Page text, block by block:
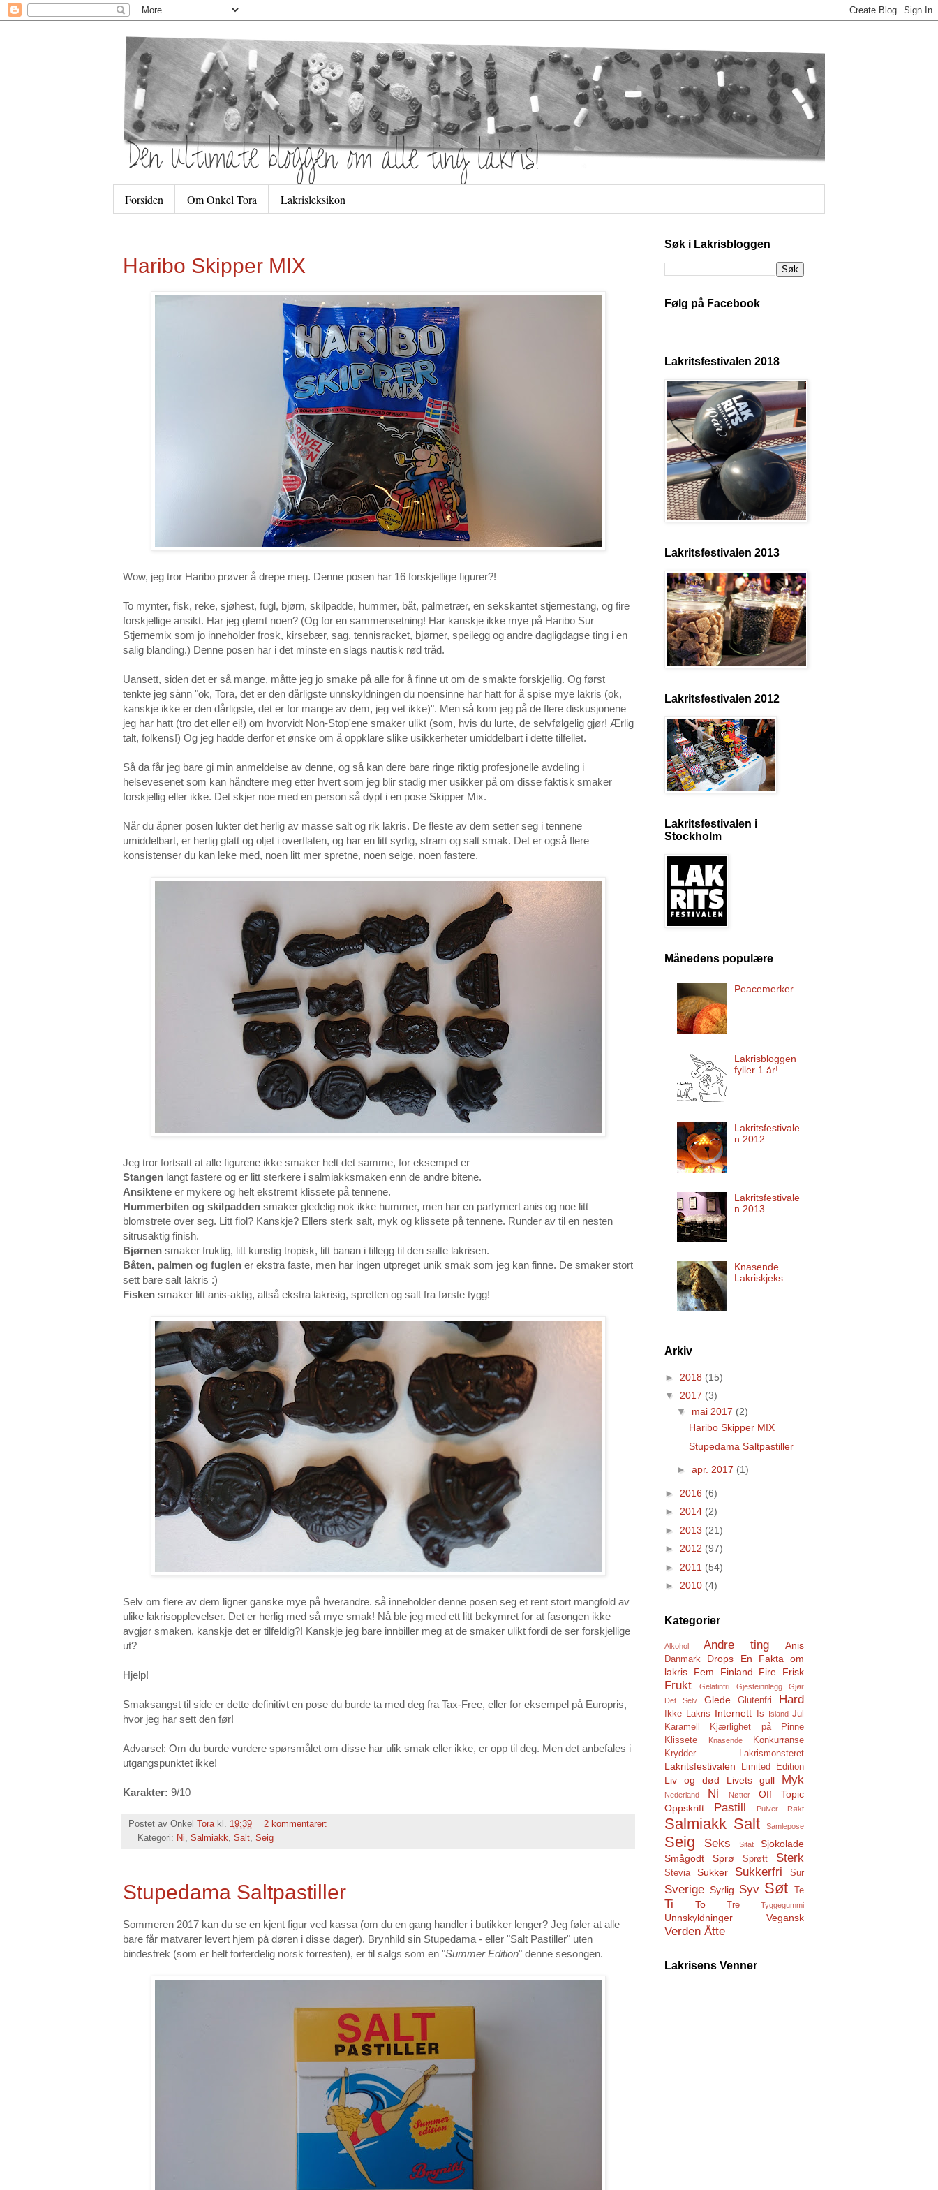
Forsiden Om Onkel Tora Lakrisleksikon
Haribo Skipper MIX
Wow, jeg tror Haribo prøver å drepe meg. Denne posen har 16 forskjellige figurer?!
To mynter, fisk, reke, sjøhest, fugl, bjørn, skilpadde, hummer, båt, palmetrær, en sekskantet stjernestang, og fire
forskjellige ansikt. Har jeg glemt noen? (Og for en sammensetning! Har kanskje ikke mye på Haribo Sur
Stjernemix som jo inneholder frosk, kirsebær, sag, tennisracket, bjørner, speilegg og andre dagligdagse ting i en
salig blanding.) Denne posen har i det minste en slags nautisk rød tråd.
Uansett, siden det er så mange, måtte jeg jo smake på alle for å finne ut om de smakte forskjellig. Og først
tenkte jeg sånn "ok, Tora, det er den dårligste unnskyldningen du noensinne har hatt for å spise mye lakris (ok,
kanskje ikke er den dårligste, det er for mange av dem, jeg vet ikke)". Men så kom jeg på de flere diskusjonene
jeg har hatt (tro det eller ei!) om hvorvidt Non-Stop'ene smaker ulikt (som, hvis du lurte, de selvfølgelig gjør! Ærlig
talt, folkens!) Og jeg hadde derfor et ønske om å oppklare slike usikkerheter umiddelbart i dette tilfellet.
Så da får jeg bare gi min anmeldelse av denne, og så kan dere bare ringe riktig profesjonelle avdeling i
helsevesenet som kan håndtere meg etter hvert som jeg blir stadig mer usikker på om disse faktisk smaker
forskjellig eller ikke. Det skjer noe med en person så dypt i en pose Skipper Mix.
Når du åpner posen lukter det herlig av masse salt og rik lakris. De fleste av dem setter seg i tennene
umiddelbart, er herlig glatt og oljet i overflaten, og har en litt syrlig, stram og salt smak. Det er også flere
konsistenser du kan leke med, noen litt mer spretne, noen seige, noen fastere.
Jeg tror fortsatt at alle figurene ikke smaker helt det samme, for eksempel er
Stangen langt fastere og er litt sterkere i salmiakksmaken enn de andre bitene.
Ansiktene er mykere og helt ekstremt klissete på tennene.
Hummerbiten og skilpadden smaker gledelig nok ikke hummer, men har en parfymert anis og noe litt
blomstrete over seg. Litt fiol? Kanskje? Ellers sterk salt, myk og klissete på tennene. Runder av til en nesten
sitrusaktig finish.
Bjørnen smaker fruktig, litt kunstig tropisk, litt banan i tillegg til den salte lakrisen.
Båten, palmen og fuglen er ekstra faste, men har ingen utpreget unik smak som jeg kan finne. De smaker stort
sett bare salt lakris :)
Fisken smaker litt anis-aktig, altså ekstra lakrisig, spretten og salt fra første tygg!
Selv om flere av dem ligner ganske mye på hverandre. så inneholder denne posen seg et rent stort mangfold av
ulike lakrisopplevelser. Det er herlig med så mye smak! Nå ble jeg med ett litt bekymret for at fasongen ikke
avgjør smaken, kanskje det er tilfeldig?! Kanskje jeg bare innbiller meg at de smaker ulikt fordi de ser forskjellige
ut?
Hjelp!
Smaksangst til side er dette definitivt en pose du burde ta med deg fra Tax-Free, eller for eksempel på Europris,
hvor jeg har sett den før!
Advarsel: Om du burde vurdere spørsmålet om disse har ulik smak eller ikke, er opp til deg. Men det anbefales i
utgangspunktet ikke!
Karakter: 9/10
Postet av Onkel Tora kl. 19:39
2 kommentarer:
Kategori: Ni Salmiakk Salt, Seig
Stupedama Saltpastiller
Sommeren 2017 kan du se en kjent figur ved kassa (om du en gang handler i butikker lenger? Jeg føler at alle
bare får matvarer levert hjem på døren i disse dager). Brynhild sin Stupedama - eller "Salt Pastiller" uten
bindestrek (som er helt forferdelig norsk forresten), er til salgs som en "Summer Edition" denne sesongen.
Søk i Lakrisbloggen
Følg på Facebook
Lakritsfestivalen 2018
Lakritsfestivalen 2013
Lakritsfestivalen 2012
Lakritsfestivalen i
Stockholm
Månedens populære
Peacemerker
Lakrisbloggen
fyller 1 år!
Lakritsfestivale
n 2012
Lakritsfestivale
n 2013
Knasende
Lakriskjeks
Arkiv
► 2018 (15)
▼ 2017 (3)
▼ mai 2017 (2)
Haribo Skipper MIX
Stupedama Saltpastiller
► apr. 2017 (1)
► 2016 (6)
► 2014 (2)
► 2013 (21)
► 2012 (97)
► 2011 (54)
► 2010 (4)
Kategorier
Alkohol Andre ting Anis
Danmark Drops En
Fakta om
lakris
Fem Finland Fire Frisk
Frukt Gelatinfri Gjesteinnlegg
Gjør
Det Selv
Glede Glutenfri Hard
Ikke Lakris Internett Is Island Jul
Karamell
Kjærlighet på Pinne
Klissete
Knasende
Konkurranse
Krydder
Lakrismonsteret
Lakritsfestivalen Limited Edition
Liv og død Livets gull Myk
Nederland Ni Nøtter
Off Topic
Oppskrift
Pastill Pulver Røkt
Salmiakk Salt Samlepose
Seig Seks Sitat
Sjokolade
Smågodt
Sprø Sprøtt Sterk
Stevia Sukker Sukkerfri Sur
Sverige Syrlig Syv Søt Te
Ti To Tre Tyggegummi
Unnskyldninger Vegansk
Verden Åtte
Lakrisens Venner